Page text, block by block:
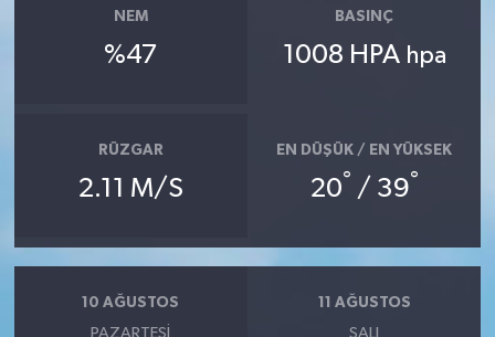
NEM
%47
BASINÇ
1008 HPA hpa
RÜZGAR
2.11 M/S
EN DÜŞÜK / EN YÜKSEK
20° / 39°
10 AĞUSTOS
PAZARTESI
11 AĞUSTOS
SALI